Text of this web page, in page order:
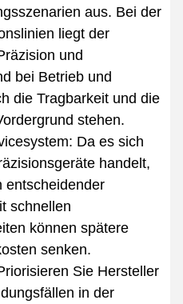
aus. Bei der
liegt der
und
bei Betrieb und
die Tragbarkeit und die
stehen.
Da es sich
handelt,
entscheidender
schnellen
können spätere
senken.
Sie Hersteller
in der